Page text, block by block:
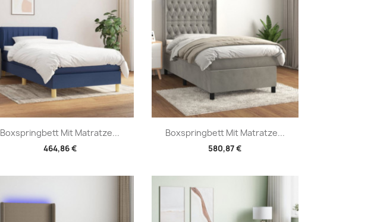
Boxspringbett Mit Matratze...
464,86 €
Vorschau Boxspringbett Mit Matratze...
580,87 €
Vorschau